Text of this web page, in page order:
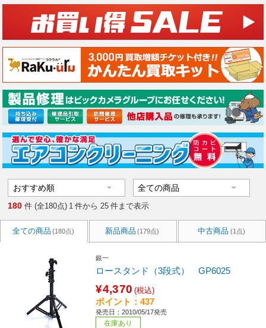
180 件 (全180点) 1 件から 25 件まで表示
全ての商品 (180点) 新品商品 (179点) 中古商品 (1点)
銀一
ロースタンド（3段式） GP6025
¥4,370 (税込)
ポイント：437
発売日：2010/05/17発売
在庫あり